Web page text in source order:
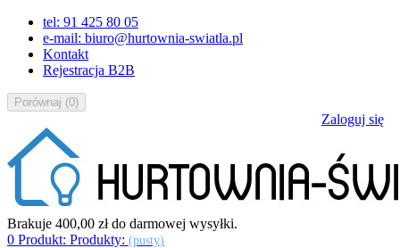
tel: 91 425 80 05
e-mail: biuro@hurtownia-swiatla.pl
Kontakt
Rejestracja B2B
Porównaj (0)
Zaloguj się
Brakuje 400,00 złdo darmowej wysyłki.
0 Produkt: Produkty: (pusty)